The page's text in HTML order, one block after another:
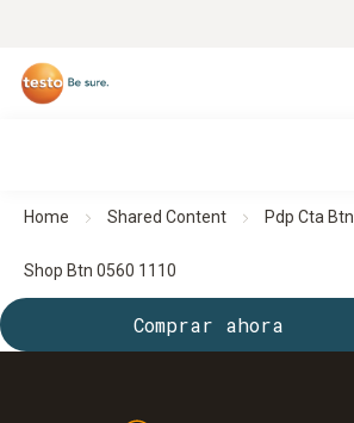
Home Shared Content Pdp Cta Btn
Shop Btn 0560 1110
Comprar ahora